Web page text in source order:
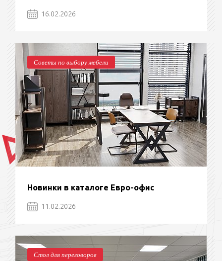
16.02.2026
Советы по выбору мебели
Новинки в каталоге Евро-офис
11.02.2026
Стол для переговоров